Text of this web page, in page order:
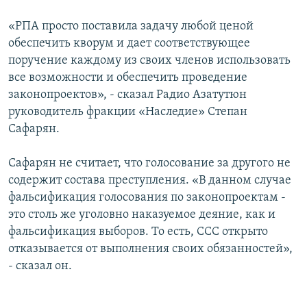
«РПА просто поставила задачу любой ценой
обеспечить кворум и дает соответствующее
поручение каждому из своих членов использовать
все возможности и обеспечить проведение
законопроектов», - сказал Радио Азатутюн
руководитель фракции «Наследие» Степан
Сафарян.
Сафарян не считает, что голосование за другого не
содержит состава преступления. «В данном случае
фальсификация голосования по законопроектам -
это столь же уголовно наказуемое деяние, как и
фальсификация выборов. То есть, ССС открыто
отказывается от выполнения своих обязанностей»,
- сказал он.